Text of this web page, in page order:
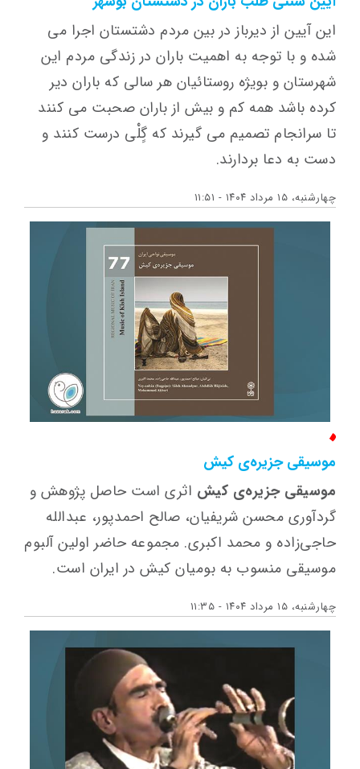
این آیین از دیرباز در بین مردم دشتستان اجرا می
شده و با توجه به اهمیت باران در زندگی مردم این
شهرستان و بویژه روستائیان هر سالی كه باران دیر
كرده باشد همه كم و بیش از باران صحبت می كنند
تا سرانجام تصمیم می گیرند كه گٍلْی درست كنند و
دست به دعا بردارند.
چهارشنبه، ۱۵ مرداد ۱۴۰۴ - ۱۱:۵۱
موسیقی جزیره‌ی کیش
موسیقی جزیره‌ی کیش اثری است حاصل پژوهش و
گردآوری محسن شریفیان، صالح احمدپور، عبدالله
حاجی‌زاده و محمد اکبری. مجموعه حاضر اولین آلبوم
موسیقی منسوب به بومیان کیش در ایران است.
چهارشنبه، ۱۵ مرداد ۱۴۰۴ - ۱۱:۳۵